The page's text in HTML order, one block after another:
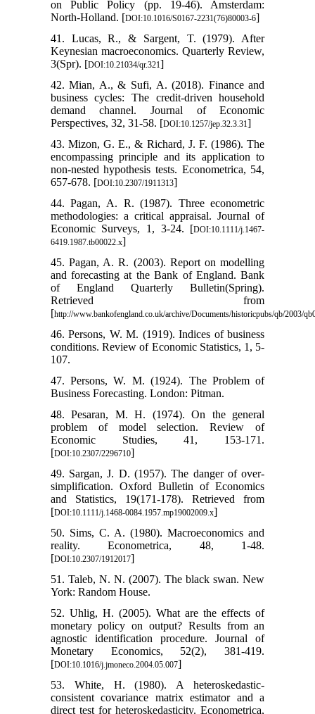
on Public Policy (pp. 19-46). Amsterdam:
North-Holland. [DOI:10.1016/S0167-2231(76)80003-6]
41. Lucas, R., & Sargent, T. (1979). After
Keynesian macroeconomics. Quarterly Review,
3(Spr). [DOI:10.21034/qr.321]
42. Mian, A., & Sufi, A. (2018). Finance and
business cycles: The credit-driven household
demand channel. Journal of Economic
Perspectives, 32, 31-58. [DOI:10.1257/jep.32.3.31]
43. Mizon, G. E., & Richard, J. F. (1986). The
encompassing principle and its application to
non-nested hypothesis tests. Econometrica, 54,
657-678. [DOI:10.2307/1911313]
44. Pagan, A. R. (1987). Three econometric
methodologies: a critical appraisal. Journal of
Economic Surveys, 1, 3-24. [DOI:10.1111/j.1467-
6419.1987.tb00022.x]
45. Pagan, A. R. (2003). Report on modelling
and forecasting at the Bank of England. Bank
of England Quarterly Bulletin(Spring).
Retrieved from
[http://www.bankofengland.co.uk/archive/Documents/historicpubs/qb/2003/
46. Persons, W. M. (1919). Indices of business
conditions. Review of Economic Statistics, 1, 5-
107.
47. Persons, W. M. (1924). The Problem of
Business Forecasting. London: Pitman.
48. Pesaran, M. H. (1974). On the general
problem of model selection. Review of
Economic Studies, 41, 153-171.
[DOI:10.2307/2296710]
49. Sargan, J. D. (1957). The danger of over-
simplification. Oxford Bulletin of Economics
and Statistics, 19(171-178). Retrieved from
[DOI:10.1111/j.1468-0084.1957.mp19002009.x]
50. Sims, C. A. (1980). Macroeconomics and
reality. Econometrica, 48, 1-48.
[DOI:10.2307/1912017]
51. Taleb, N. N. (2007). The black swan. New
York: Random House.
52. Uhlig, H. (2005). What are the effects of
monetary policy on output? Results from an
agnostic identification procedure. Journal of
Monetary Economics, 52(2), 381-419.
[DOI:10.1016/j.jmoneco.2004.05.007]
53. White, H. (1980). A heteroskedastic-
consistent covariance matrix estimator and a
direct test for heteroskedasticity. Econometrica,